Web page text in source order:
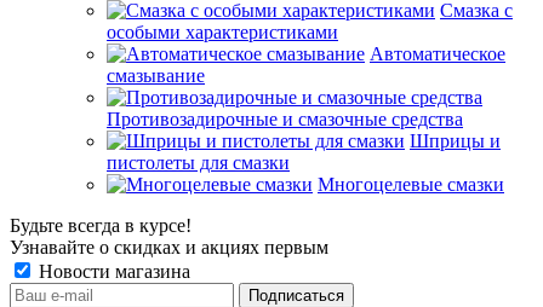
Смазка с
особыми характеристиками
Автоматическое
смазывание
Противозадирочные и смазочные средства
Шприцы и
пистолеты для смазки
Многоцелевые смазки
Будьте всегда в курсе!
Узнавайте о скидках и акциях первым
Новости магазина